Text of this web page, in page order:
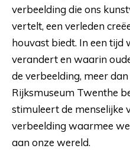
verbeelding die ons
vertelt, een verleden
houvast biedt. In een tijd
verandert en waarin
de verbeelding, meer
Rijksmuseum Twenthe
stimuleert de menselijke
verbeelding waarmee
aan onze wereld.